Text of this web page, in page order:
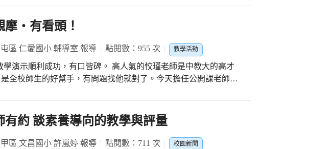
大人對於孩子的犯錯應更加包容，並適時地讓孩子知道父母的愛
不愛孩子。 《狗狗天堂》劇中的黑狗幫老大白白，
主人而怕被責罰逃離家園，多年的流浪讓牠的毛髮都成了黑色，
避捕狗大隊的追捕，也一起替因緣際會走失而加入牠們的「小白」
到了小白的「小主人」的同時，捕狗大隊也緊追在後，打算抓走
捕狗大隊的動作驚動了小主人的父親大主人，而大主人也一眼認出
的犯錯而減少半分，相逢的畫面讓不少師生都感動不已。 402邱
：所有動物都是有生命的，也非常獨
摩‧有看頭！
區 仁愛國小 輔導室 報導 點閱數：955 次 教學活動
功，有口皆碑。 高人氣的恔瑾老師是中教大的高才
全校師生的好幫手，有問題找他就對了。今天擔任公開課老師，
時的熱絡互動成果，讓看似「寧靜安詳」的課程講解，在五年級
會上佳評如潮，真的有長江後浪推前浪的感
對其讚佩之餘，也恭喜他獲得許多同仁的正向回饋，紛紛表示這
有約 談素養導向的教學與評量
區 文昌國小 許嵐婷 報導 點閱數：711 次 校園新聞